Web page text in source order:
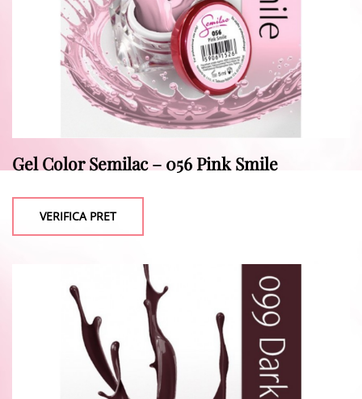
Gel Color Semilac – 056 Pink Smile
VERIFICA PRET